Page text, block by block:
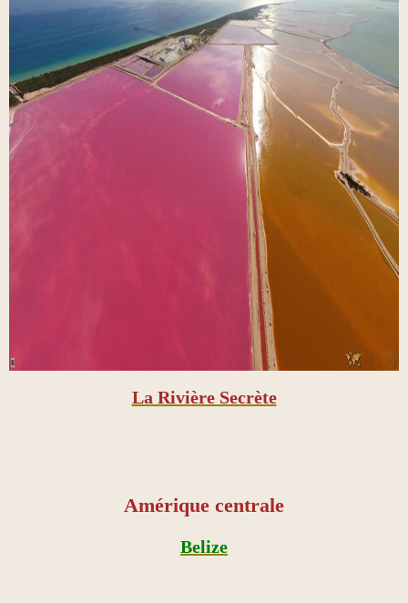
La Rivière Secrète
Amérique centrale
Belize